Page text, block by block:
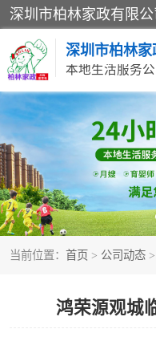
深圳市柏林家
本地生活服务
当前位置： 首页 > 公司动态
鸿荣源观城
家居保洁
家庭保姆